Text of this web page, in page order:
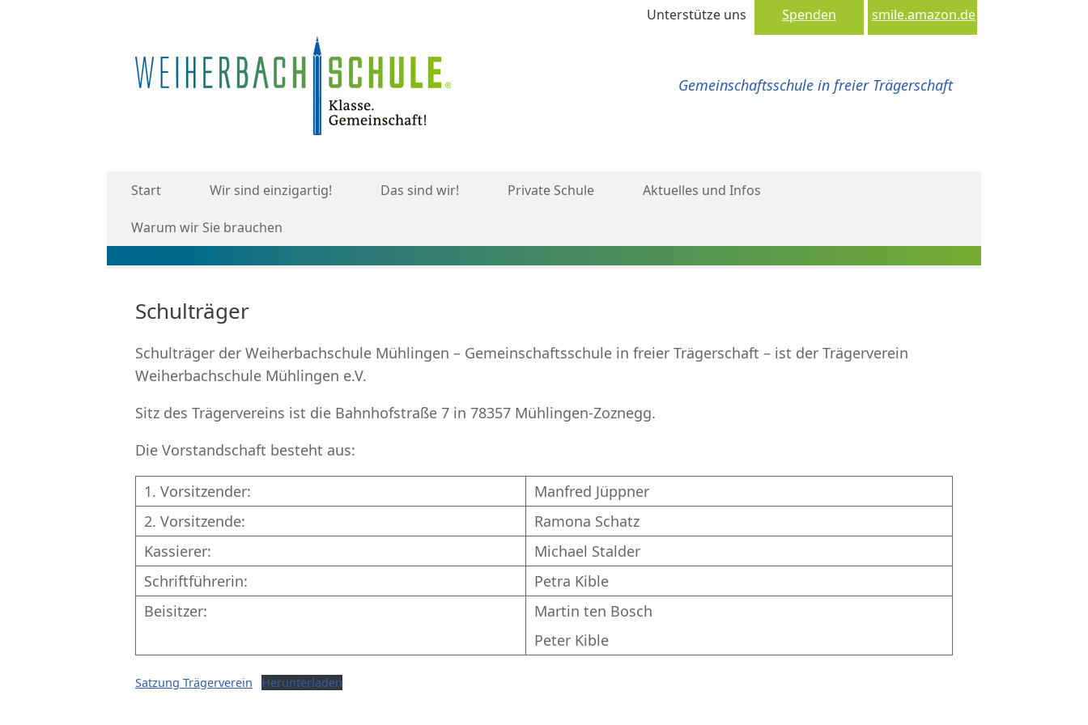
smile.amazon.de
Spenden
Unterstütze uns
Gemeinschaftsschule in freier Trägerschaft
Start Wir sind einzigartig! Das sind wir! Private Schule Aktuelles und Infos
Warum wir Sie brauchen
Schulträger
Schulträger der Weiherbachschule Mühlingen – Gemeinschaftsschule in freier Trägerschaft – ist der Trägerverein
Weiherbachschule Mühlingen e.V.
Sitz des Trägervereins ist die Bahnhofstraße 7 in 78357 Mühlingen-Zoznegg.
Die Vorstandschaft besteht aus:
1. Vorsitzender:
Manfred Jüppner
2. Vorsitzende:
Ramona Schatz
Kassierer:
Michael Stalder
Schriftführerin:
Petra Kible
Beisitzer:
Martin ten Bosch
Peter Kible
Satzung Trägerverein Herunterladen